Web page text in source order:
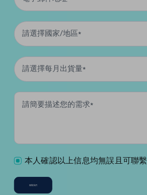
本人確認以上信息均無誤且可聯繫
聯繫我們